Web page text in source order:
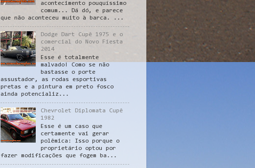
acontecimento pouquíssimo
comum... Dá dó, e parece
que não aconteceu muito à barca. ...
Dodge Dart Cupê 1975 e o
comercial do Novo Fiesta
2014
Esse é totalmente
malvado! Como se não
bastasse o porte
assustador, as rodas esportivas
pretas e a pintura em preto fosco
ainda potencializ...
Chevrolet Diplomata Cupê
1982
Esse é um caso que
certamente vai gerar
polêmica: Isso porque o
proprietário optou por
fazer modificações que fogem ba...